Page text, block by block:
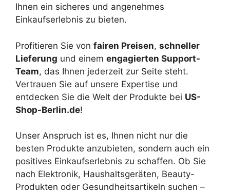
Ihnen ein sicheres und angenehmes
Einkaufserlebnis zu bieten.
Profitieren Sie von fairen Preisen, schneller
Lieferung und einem engagierten Support-
Team, das Ihnen jederzeit zur Seite steht.
Vertrauen Sie auf unsere Expertise und
entdecken Sie die Welt der Produkte bei US-
Shop-Berlin.de!
Unser Anspruch ist es, Ihnen nicht nur die
besten Produkte anzubieten, sondern auch ein
positives Einkaufserlebnis zu schaffen. Ob Sie
nach Elektronik, Haushaltsgeräten, Beauty-
Produkten oder Gesundheitsartikeln suchen –